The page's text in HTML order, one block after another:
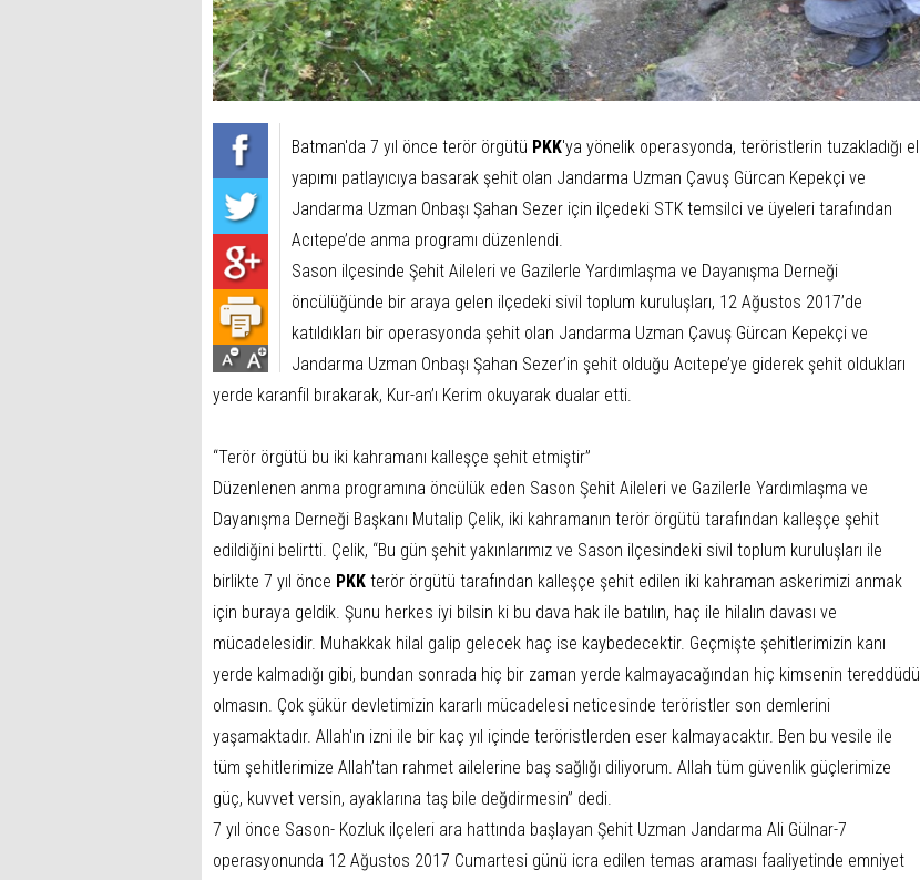
Batman'da 7 yıl önce terör örgütü PKK'ya yönelik operasyonda, teröristlerin tuzakladığı el
yapımı patlayıcıya basarak şehit olan Jandarma Uzman Çavuş Gürcan Kepekçi ve
Jandarma Uzman Onbaşı Şahan Sezer için ilçedeki STK temsilci ve üyeleri tarafından
Acıtepe’de anma programı düzenlendi.
Sason ilçesinde Şehit Aileleri ve Gazilerle Yardımlaşma ve Dayanışma Derneği
öncülüğünde bir araya gelen ilçedeki sivil toplum kuruluşları, 12 Ağustos 2017’de
katıldıkları bir operasyonda şehit olan Jandarma Uzman Çavuş Gürcan Kepekçi ve
Jandarma Uzman Onbaşı Şahan Sezer’in şehit olduğu Acıtepe’ye giderek şehit oldukları
yerde karanfil bırakarak, Kur-an’ı Kerim okuyarak dualar etti.
“Terör örgütü bu iki kahramanı kalleşçe şehit etmiştir”
Düzenlenen anma programına öncülük eden Sason Şehit Aileleri ve Gazilerle Yardımlaşma ve
Dayanışma Derneği Başkanı Mutalip Çelik, iki kahramanın terör örgütü tarafından kalleşçe şehit
edildiğini belirtti. Çelik, “Bu gün şehit yakınlarımız ve Sason ilçesindeki sivil toplum kuruluşları ile
birlikte 7 yıl önce PKK terör örgütü tarafından kalleşçe şehit edilen iki kahraman askerimizi anmak
için buraya geldik. Şunu herkes iyi bilsin ki bu dava hak ile batılın, haç ile hilalın davası ve
mücadelesidir. Muhakkak hilal galip gelecek haç ise kaybedecektir. Geçmişte şehitlerimizin kanı
yerde kalmadığı gibi, bundan sonrada hiç bir zaman yerde kalmayacağından hiç kimsenin tereddüdü
olmasın. Çok şükür devletimizin kararlı mücadelesi neticesinde teröristler son demlerini
yaşamaktadır. Allah'ın izni ile bir kaç yıl içinde teröristlerden eser kalmayacaktır. Ben bu vesile ile
tüm şehitlerimize Allah’tan rahmet ailelerine baş sağlığı diliyorum. Allah tüm güvenlik güçlerimize
güç, kuvvet versin, ayaklarına taş bile değdirmesin” dedi.
7 yıl önce Sason- Kozluk ilçeleri ara hattında başlayan Şehit Uzman Jandarma Ali Gülnar-7
operasyonunda 12 Ağustos 2017 Cumartesi günü icra edilen temas araması faaliyetinde emniyet